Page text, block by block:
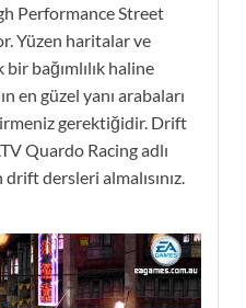
Performance Street
Yüzen haritalar ve
bağımlılık haline
en güzel yanı arabaları
gerektiğidir. Drift
Quardo Racing adlı
dersleri almalısınız.